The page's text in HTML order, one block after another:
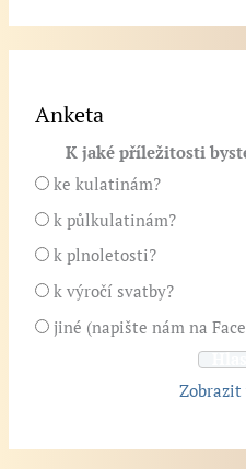
Anketa
K jaké příležitosti
ke kulatinám?
k půlkulatinám?
k plnoletosti?
k výročí svatby?
jiné (napište nám na
Zobrazit